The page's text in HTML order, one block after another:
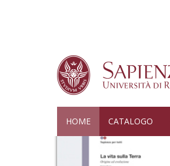
HOME CATALOGO